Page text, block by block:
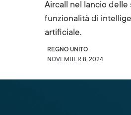
Aircall nel lancio delle
funzionalità di
artificiale.
REGNO UNITO
NOVEMBER 8, 2024